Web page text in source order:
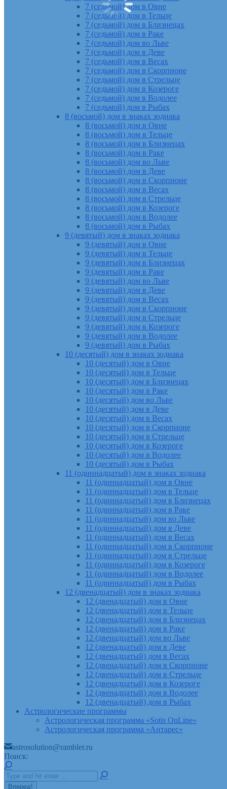
7 (седьмой) дом в Овне
7 (седьмой) дом в Тельце
7 (седьмой) дом в Близнецах
7 (седьмой) дом в Раке
7 (седьмой) дом во Льве
7 (седьмой) дом в Деве
7 (седьмой) дом в Весах
7 (седьмой) дом в Скорпионе
7 (седьмой) дом в Стрельце
7 (седьмой) дом в Козероге
7 (седьмой) дом в Водолее
7 (седьмой) дом в Рыбах
8 (восьмой) дом в знаках зодиака
8 (восьмой) дом в Овне
8 (восьмой) дом в Тельце
8 (восьмой) дом в Близнецах
8 (восьмой) дом в Раке
8 (восьмой) дом во Льве
8 (восьмой) дом в Деве
8 (восьмой) дом в Скорпионе
8 (восьмой) дом в Весах
8 (восьмой) дом в Стрельце
8 (восьмой) дом в Козероге
8 (восьмой) дом в Водолее
8 (восьмой) дом в Рыбах
9 (девятый) дом в знаках зодиака
9 (девятый) дом в Овне
9 (девятый) дом в Тельце
9 (девятый) дом в Близнецах
9 (девятый) дом в Раке
9 (девятый) дом во Льве
9 (девятый) дом в Деве
9 (девятый) дом в Весах
9 (девятый) дом в Скорпионе
9 (девятый) дом в Стрельце
9 (девятый) дом в Козероге
9 (девятый) дом в Водолее
9 (девятый) дом в Рыбах
10 (десятый) дом в знаках зодиака
10 (десятый) дом в Овне
10 (десятый) дом в Тельце
10 (десятый) дом в Близнецах
10 (десятый) дом в Раке
10 (десятый) дом во Льве
10 (десятый) дом в Деве
10 (десятый) дом в Весах
10 (десятый) дом в Скорпионе
10 (десятый) дом в Стрельце
10 (десятый) дом в Козероге
10 (десятый) дом в Водолее
10 (десятый) дом в Рыбах
11 (одиннадцатый) дом в знаках зодиака
11 (одиннадцатый) дом в Овне
11 (одиннадцатый) дом в Тельце
11 (одиннадцатый) дом в Близнецах
11 (одиннадцатый) дом в Раке
11 (одиннадцатый) дом во Льве
11 (одиннадцатый) дом в Деве
11 (одиннадцатый) дом в Весах
11 (одиннадцатый) дом в Скорпионе
11 (одиннадцатый) дом в Стрельце
11 (одиннадцатый) дом в Козероге
11 (одиннадцатый) дом в Водолее
11 (одиннадцатый) дом в Рыбах
12 (двенадцатый) дом в знаках зодиака
12 (двенадцатый) дом в Овне
12 (двенадцатый) дом в Тельце
12 (двенадцатый) дом в Близнецах
12 (двенадцатый) дом в Раке
12 (двенадцатый) дом во Льве
12 (двенадцатый) дом в Деве
12 (двенадцатый) дом в Весах
12 (двенадцатый) дом в Скорпионе
12 (двенадцатый) дом в Стрельце
12 (двенадцатый) дом в Козероге
12 (двенадцатый) дом в Водолее
12 (двенадцатый) дом в Рыбах
Астрологические программы
Астрологическая программа «Sotis OnLine»
Астрологическая программа «Антарес»
astrosolution@rambler.ru
Поиск: